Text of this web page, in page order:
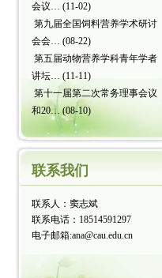
会议… (11-02)
第九届全国饲料营养学术研讨
会会… (08-22)
第五届动物营养学科青年学者
讲坛… (11-11)
第十一届第二次常务理事会议
和20…(08-10)
联系我们
联系人：窦志斌
联系电话：18514591297
电子邮箱:ana@cau.edu.cn